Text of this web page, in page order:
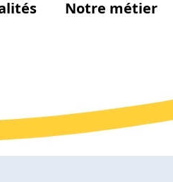
Notre métier